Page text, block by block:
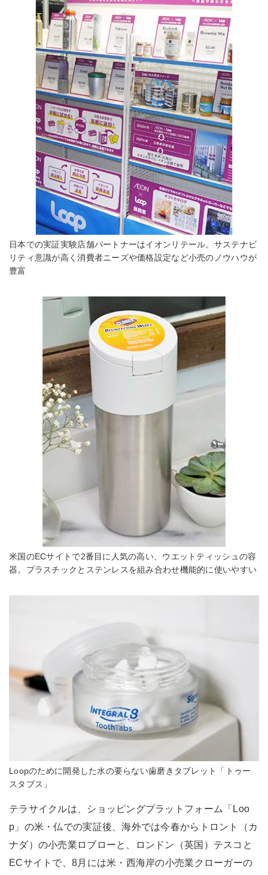
日本での実証実験店舗パートナーはイオンリテール。サステナビ
リティ意識が高く消費者ニーズや価格設定など小売のノウハウが
豊富
米国のECサイトで2番目に人気の高い、ウエットティッシュの容
器。プラスチックとステンレスを組み合わせ機能的に使いやすい
Loopのために開発した水の要らない歯磨きタブレット「トゥー
スタブス」
テラサイクルは、ショッピングプラットフォーム「Loo
p」の米・仏での実証後、海外では今春からトロント（カ
ナダ）の小売業ロブローと、ロンドン（英国）テスコと
ECサイトで、8月には米・西海岸の小売業クローガーの